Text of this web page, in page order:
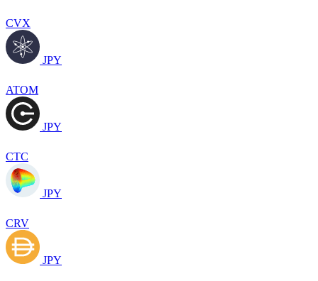
CVX
JPY
ATOM
JPY
CTC
JPY
CRV
JPY